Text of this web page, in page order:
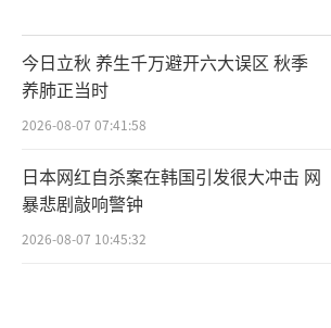
今日立秋 养生千万避开六大误区 秋季
养肺正当时
2026-08-07 07:41:58
日本网红自杀案在韩国引发很大冲击 网
暴悲剧敲响警钟
2026-08-07 10:45:32